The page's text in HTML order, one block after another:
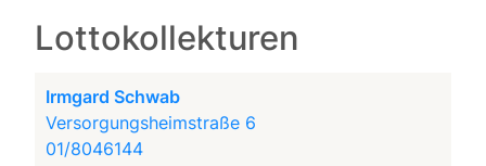
Lottokollekturen
Irmgard Schwab
Versorgungsheimstraße 6
01/8046144